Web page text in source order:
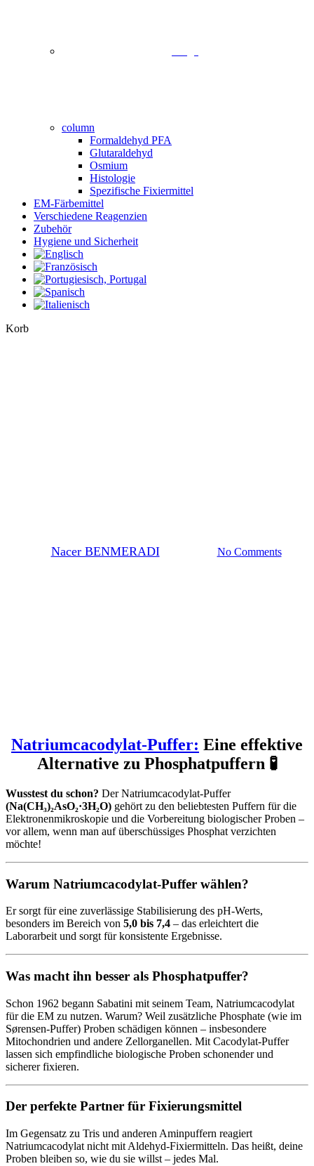
column
Formaldehyd PFA
Glutaraldehyd
Osmium
Histologie
Spezifische Fixiermittel
EM-Färbemittel
Verschiedene Reagenzien
Zubehör
Hygiene und Sicherheit
KorbClose
Nacer BENMERADI22. Juli 2024 No Comments
Natriumcacodylat-Puffer: Eine effektive
Alternative zu Phosphatpuffern 🧪
Wusstest du schon? Der Natriumcacodylat-Puffer
(Na(CH₃)₂AsO₂·3H₂O) gehört zu den beliebtesten Puffern für die
Elektronenmikroskopie und die Vorbereitung biologischer Proben –
vor allem, wenn man auf überschüssiges Phosphat verzichten
möchte!
Warum Natriumcacodylat-Puffer wählen?
Er sorgt für eine zuverlässige Stabilisierung des pH-Werts,
besonders im Bereich von 5,0 bis 7,4 – das erleichtert die
Laborarbeit und sorgt für konsistente Ergebnisse.
Was macht ihn besser als Phosphatpuffer?
Schon 1962 begann Sabatini mit seinem Team, Natriumcacodylat
für die EM zu nutzen. Warum? Weil zusätzliche Phosphate (wie im
Sørensen-Puffer) Proben schädigen können – insbesondere
Mitochondrien und andere Zellorganellen. Mit Cacodylat-Puffer
lassen sich empfindliche biologische Proben schonender und
sicherer fixieren.
Der perfekte Partner für Fixierungsmittel
Im Gegensatz zu Tris und anderen Aminpuffern reagiert
Natriumcacodylat nicht mit Aldehyd-Fixiermitteln. Das heißt, deine
Proben bleiben so, wie du sie willst – jedes Mal.